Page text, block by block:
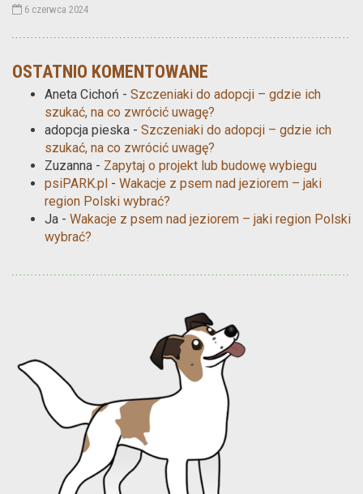
6 czerwca 2024
OSTATNIO KOMENTOWANE
Aneta Cichoń - Szczeniaki do adopcji – gdzie ich
szukać, na co zwrócić uwagę?
adopcja pieska - Szczeniaki do adopcji – gdzie ich
szukać, na co zwrócić uwagę?
Zuzanna - Zapytaj o projekt lub budowę wybiegu
psiPARK.pl - Wakacje z psem nad jeziorem – jaki
region Polski wybrać?
Ja - Wakacje z psem nad jeziorem – jaki region Polski
wybrać?